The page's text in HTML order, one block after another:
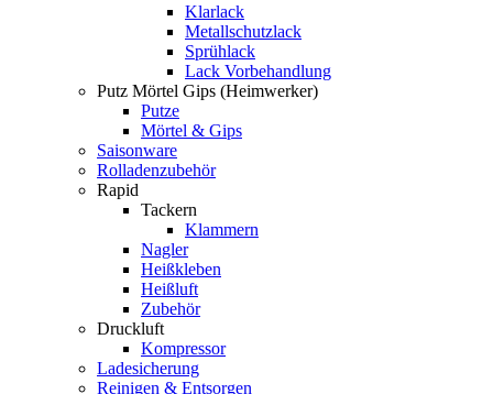
Klarlack
Metallschutzlack
Sprühlack
Lack Vorbehandlung
Putz Mörtel Gips (Heimwerker)
Putze
Mörtel & Gips
Saisonware
Rolladenzubehör
Rapid
Tackern
Klammern
Nagler
Heißkleben
Heißluft
Zubehör
Druckluft
Kompressor
Ladesicherung
Reinigen & Entsorgen